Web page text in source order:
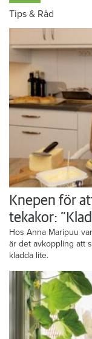
Tips & Råd
Knepen för
tekakor:
Hos Anna Maripuu
är det avkoppling att
kladda lite.